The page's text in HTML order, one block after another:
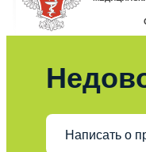
Написать о